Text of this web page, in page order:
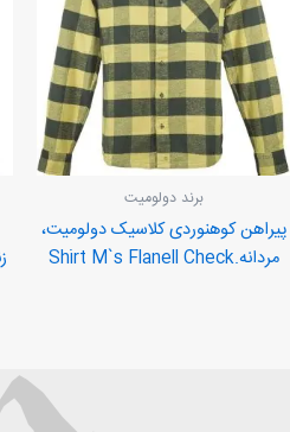
برند دولومیت
پیراهن کوهنوردی کلاسیک دولومیت،
مردانه.Shirt M`s Flanell Check